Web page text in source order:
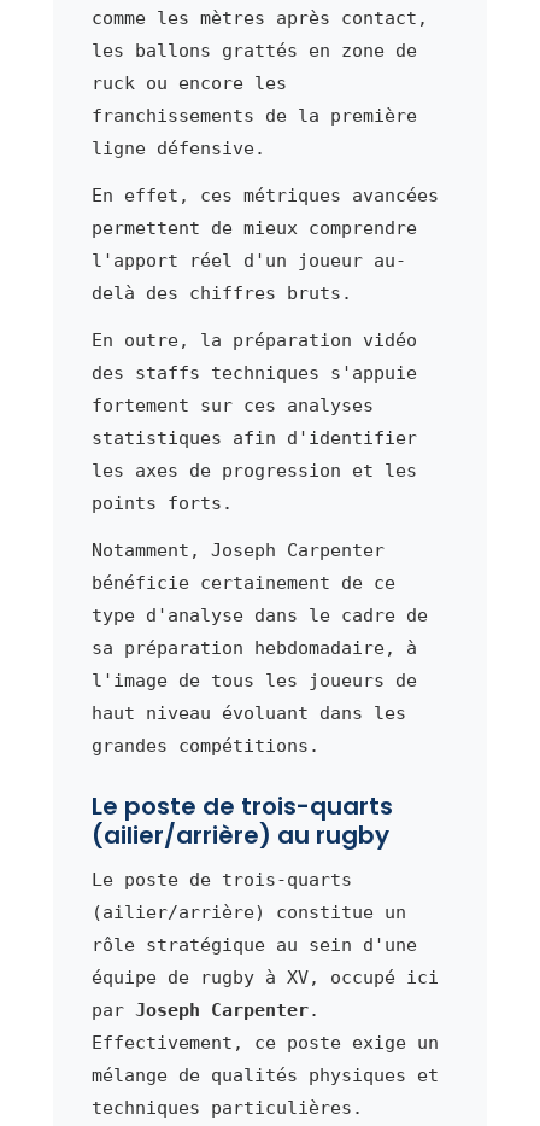
comme les mètres après contact,
les ballons grattés en zone de
ruck ou encore les
franchissements de la première
ligne défensive.
En effet, ces métriques avancées
permettent de mieux comprendre
l'apport réel d'un joueur au-
delà des chiffres bruts.
En outre, la préparation vidéo
des staffs techniques s'appuie
fortement sur ces analyses
statistiques afin d'identifier
les axes de progression et les
points forts.
Notamment, Joseph Carpenter
bénéficie certainement de ce
type d'analyse dans le cadre de
sa préparation hebdomadaire, à
l'image de tous les joueurs de
haut niveau évoluant dans les
grandes compétitions.
Le poste de trois-quarts
(ailier/arrière) au rugby
Le poste de trois-quarts
(ailier/arrière) constitue un
rôle stratégique au sein d'une
équipe de rugby à XV, occupé ici
par Joseph Carpenter.
Effectivement, ce poste exige un
mélange de qualités physiques et
techniques particulières.